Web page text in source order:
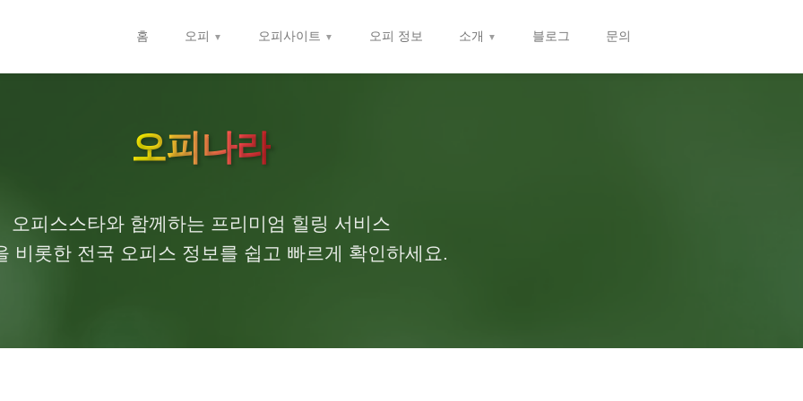
홈 오피 오피사이트 오피 정보 소개 블로그 문의
오피나라
오피스스타와 함께하는 프리미엄 힐링 서비스
비롯한 전국 오피스 정보를 쉽고 빠르게 확인하세요.